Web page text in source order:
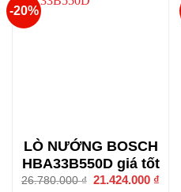
-20%
LÒ NƯỚNG BOSCH
HBA33B550D giá tốt
26.780.000₫ Giá
21.424.000 ₫